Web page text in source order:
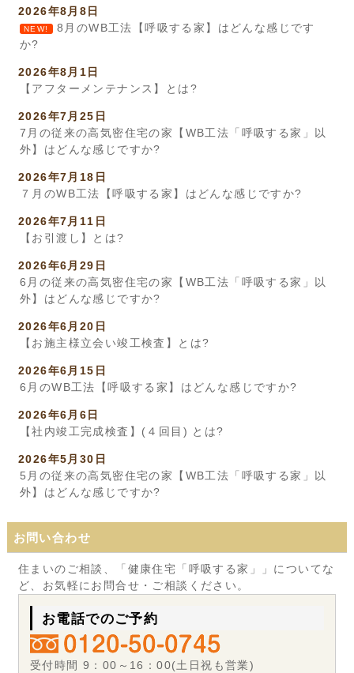
2026年8月8日
NEW!
8月のWB工法【呼吸する家】はどんな感じです
か?
2026年8月1日
【アフターメンテナンス】とは?
2026年7月25日
7月の従来の高気密住宅の家【WB工法「呼吸する家」以
外】はどんな感じですか?
2026年7月18日
７月のWB工法【呼吸する家】はどんな感じですか?
2026年7月11日
【お引渡し】とは?
2026年6月29日
6月の従来の高気密住宅の家【WB工法「呼吸する家」以
外】はどんな感じですか?
2026年6月20日
【お施主様立会い竣工検査】とは?
2026年6月15日
6月のWB工法【呼吸する家】はどんな感じですか?
2026年6月6日
【社内竣工完成検査】(４回目) とは?
2026年5月30日
5月の従来の高気密住宅の家【WB工法「呼吸する家」以
外】はどんな感じですか?
お問い合わせ
住まいのご相談、「健康住宅「呼吸する家」」についてな
ど、お気軽にお問合せ・ご相談ください。
お電話でのご予約
受付時間 9：00～16：00(土日祝も営業)